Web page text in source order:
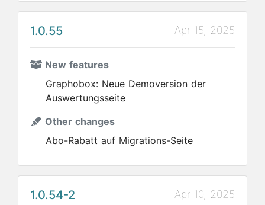
1.0.55 Apr 15, 2025
New features
Graphobox: Neue Demoversion der
Auswertungsseite
Other changes
Abo-Rabatt auf Migrations-Seite
1.0.54-2 Apr 10, 2025